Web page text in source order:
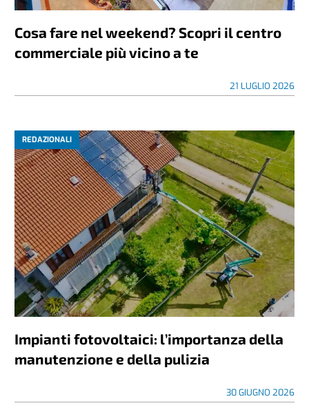
Cosa fare nel weekend? Scopri il centro
commerciale più vicino a te
21 LUGLIO 2026
REDAZIONALI
Impianti fotovoltaici: l’importanza della
manutenzione e della pulizia
30 GIUGNO 2026